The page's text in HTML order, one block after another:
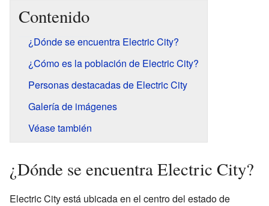
Contenido
¿Dónde se encuentra Electric City?
¿Cómo es la población de Electric City?
Personas destacadas de Electric City
Galería de imágenes
Véase también
¿Dónde se encuentra Electric City?
Electric City está ubicada en el centro del estado de